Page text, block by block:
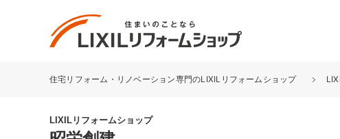
リフォーム事例を探す
LIXILリフォームショップについて
住宅リフォーム・リノベーション専門のLIXILリフォームショップ
LIXILリフォームショップ